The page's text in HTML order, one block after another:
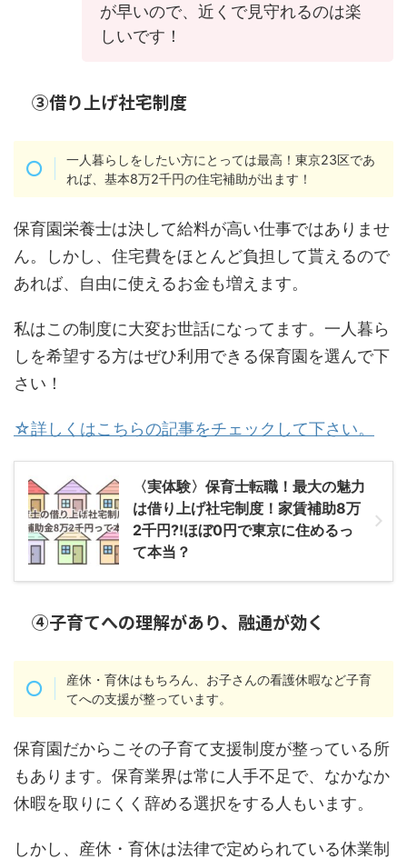
が早いので、近くで見守れるのは楽
しいです！
③借り上げ社宅制度
一人暮らしをしたい方にとっては最高！東京23区であ
れば、基本8万2千円の住宅補助が出ます！
保育園栄養士は決して給料が高い仕事ではありませ
ん。しかし、住宅費をほとんど負担して貰えるので
あれば、自由に使えるお金も増えます。
私はこの制度に大変お世話になってます。一人暮ら
しを希望する方はぜひ利用できる保育園を選んで下
さい！
☆詳しくはこちらの記事をチェックして下さい。
〈実体験〉保育士転職！最大の魅力
は借り上げ社宅制度！家賃補助8万
2千円⁈ほぼ0円で東京に住めるっ
て本当？
④子育てへの理解があり、融通が効く
産休・育休はもちろん、お子さんの看護休暇など子育
てへの支援が整っています。
保育園だからこその子育て支援制度が整っている所
もあります。保育業界は常に人手不足で、なかなか
休暇を取りにくく辞める選択をする人もいます。
しかし、産休・育休は法律で定められている休業制